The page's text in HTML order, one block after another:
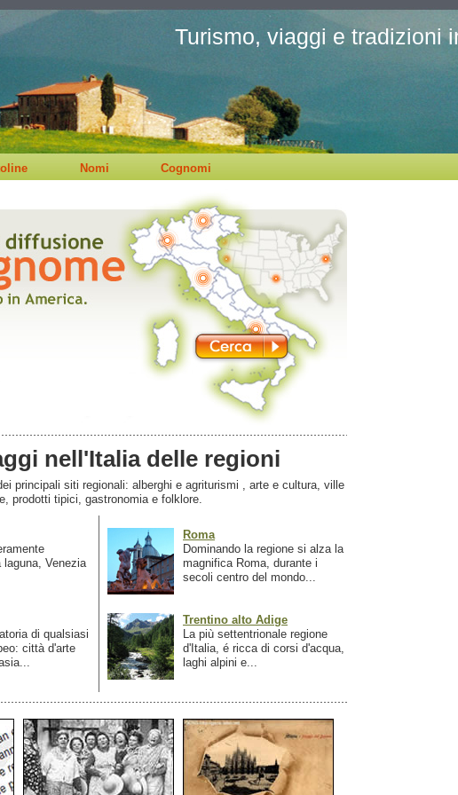
Turismo, viaggi e tradizioni
Nomi Cognomi
nell'Italia delle regioni
principali siti regionali: alberghi e agriturismi , arte e cultura, ville
prodotti tipici, gastronomia e folklore.
laguna, Venezia
di qualsiasi
città d'arte
Roma
Dominando la regione si alza la
magnifica Roma, durante i
secoli centro del mondo...
Trentino alto Adige
La più settentrionale regione
d'Italia, é ricca di corsi d'acqua,
laghi alpini e...